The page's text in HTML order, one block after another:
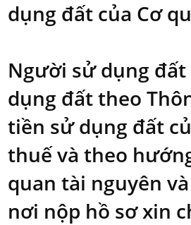
dụng đất của Cơ
Người sử dụng
dụng đất theo
tiền sử dụng đất
thuế và theo
quan tài nguyên
nơi nộp hồ sơ xin